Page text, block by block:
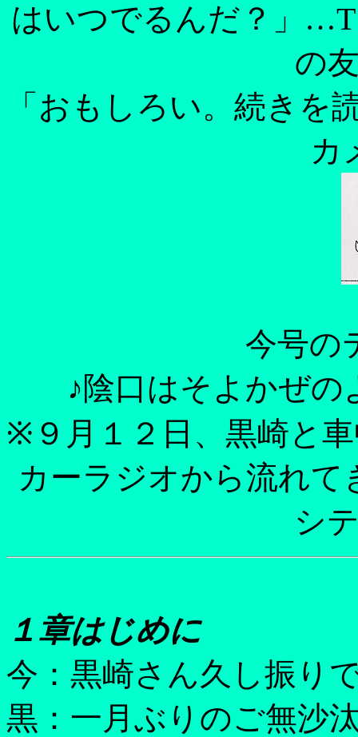
はいつでるんだ？」
の
「おもしろい。続きを
カ
今号の
♪陰口はそよかぜの
※９月１２日、黒崎と
カーラジオから流れ
シ
１章はじめに
今：黒崎さん久し振り
黒：一月ぶりのご無沙